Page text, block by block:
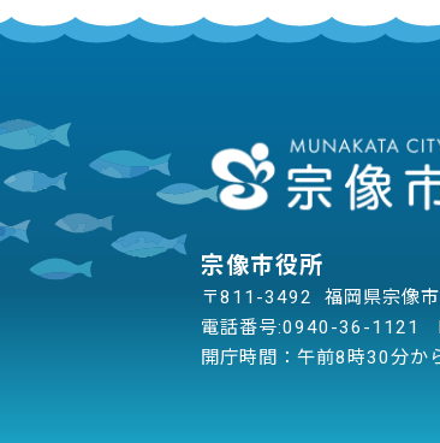
宗像市役所
〒811-3492 福岡県宗像
電話番号:0940-36-1121
開庁時間：午前8時30分か